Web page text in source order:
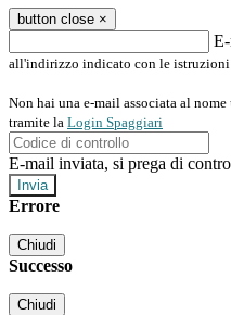
button close ×
all'indirizzo indicato con le istruzioni
Non hai una e-mail associata al
tramite la Login Spaggiari
E-mail inviata, si prega di
Errore
Chiudi
Successo
Chiudi